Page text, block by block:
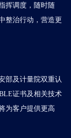
挥调度，随时随
整治行动，营造更
部及计量院双重认
证书及相关技术
为客户提供更高